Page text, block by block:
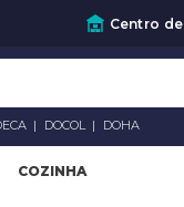
Centro
DOCOL DOHA
COZINHA